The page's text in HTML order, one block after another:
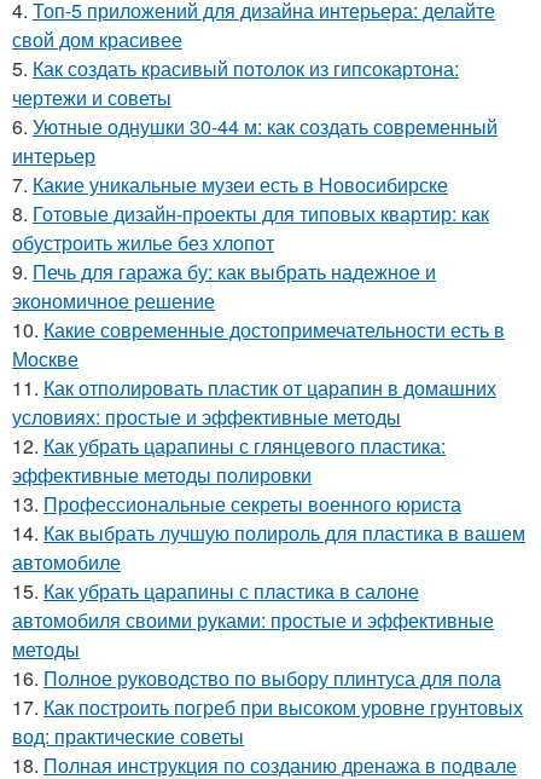
4. Топ-5 приложений для дизайна интерьера: делайте
свой дом красивее
5. Как создать красивый потолок из гипсокартона:
чертежи и советы
6. Уютные однушки 30-44 м: как создать современный
интерьер
7. Какие уникальные музеи есть в Новосибирске
8. Готовые дизайн-проекты для типовых квартир: как
обустроить жилье без хлопот
9. Печь для гаража бу: как выбрать надежное и
экономичное решение
10. Какие современные достопримечательности есть в
Москве
11. Как отполировать пластик от царапин в домашних
условиях: простые и эффективные методы
12. Как убрать царапины с глянцевого пластика:
эффективные методы полировки
13. Профессиональные секреты военного юриста
14. Как выбрать лучшую полироль для пластика в вашем
автомобиле
15. Как убрать царапины с пластика в салоне
автомобиля своими руками: простые и эффективные
методы
16. Полное руководство по выбору плинтуса для пола
17. Как построить погреб при высоком уровне грунтовых
вод: практические советы
18. Полная инструкция по созданию дренажа в подвале